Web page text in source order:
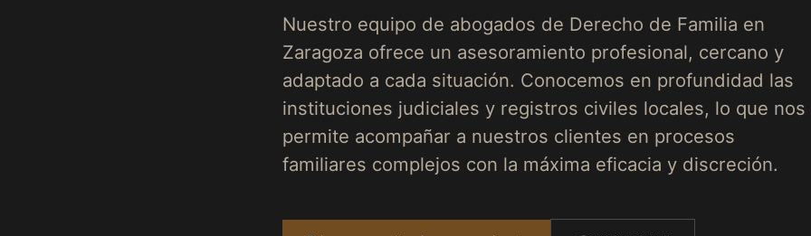
Nuestro equipo de abogados de Derecho de Familia en
Zaragoza ofrece un asesoramiento profesional, cercano y
adaptado a cada situación. Conocemos en profundidad las
instituciones judiciales y registros civiles locales, lo que nos
permite acompañar a nuestros clientes en procesos
familiares complejos con la máxima eficacia y discreción.